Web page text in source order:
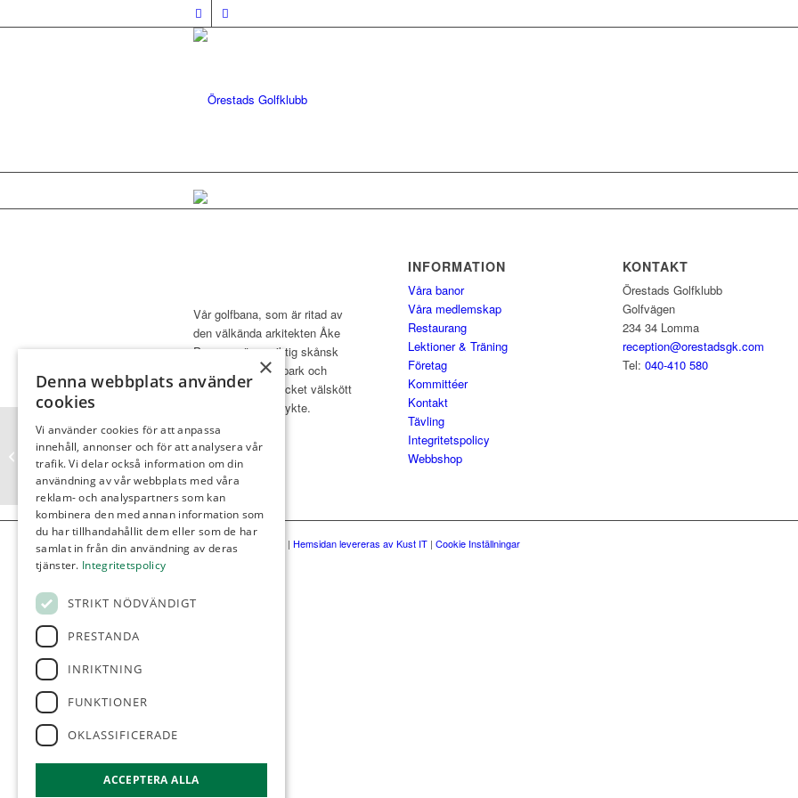
Vår golfbana, som är ritad av
den välkända arkitekten Åke
Persson, är en riktig skånsk
bana med öppen park och
typiska hedar. Mycket välskött
och med ett gott rykte.
INFORMATION
Våra banor
Våra medlemskap
Restaurang
Lektioner & Träning
Företag
Kommittéer
Kontakt
Tävling
Integritetspolicy
Webbshop
KONTAKT
Örestads Golfklubb
Golfvägen
234 34 Lomma
reception@orestadsgk.com
Tel:040-410 580
©Örestads Golfklubb | Hemsidan levereras av Kust IT | Cookie Inställningar
Gräsroten svenska spel
×
Denna webbplats använder
cookies
Vi använder cookies för att anpassa
innehåll, annonser och för att analysera vår
trafik. Vi delar också information om din
användning av vår webbplats med våra
reklam- och analyspartners som kan
kombinera den med annan information som
du har tillhandahållit dem eller som de har
samlat in från din användning av deras
tjänster. Integritetspolicy
STRIKT NÖDVÄNDIGT
PRESTANDA
INRIKTNING
FUNKTIONER
OKLASSIFICERADE
ACCEPTERA ALLA